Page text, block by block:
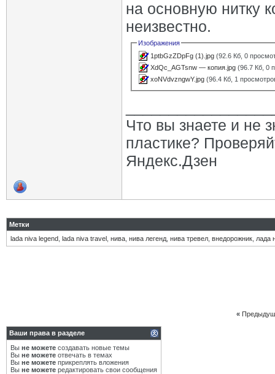
на основную нитку
неизвестно.
Изображения
1ptbGzZDpFg (1).jpg (92.6 Кб, 0
XdQc_AGTsnw — копия.jpg (96.7 Кб, 0
xoNVdvzngwY.jpg (96.4 Кб, 1
Что вы знаете и не
пластике?
Яндекс.Дзен
Метки
lada niva legend lada niva travel нива нива легенд нива тревел внедорожник лада
«
Ваши права в разделе
Вы не можете создавать новые темы
Вы не можете отвечать в темах
Вы не можете прикреплять вложения
Вы не можете редактировать свои сообщения